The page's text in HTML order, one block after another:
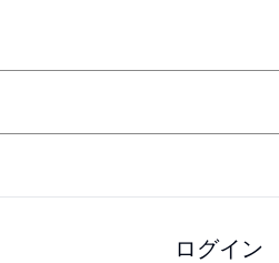
ログイン